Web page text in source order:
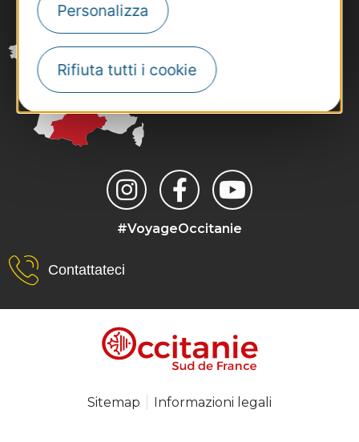
Personalizza
Rifiuta tutti i cookie
#VoyageOccitanie
Contattateci
Sitemap Informazioni legali